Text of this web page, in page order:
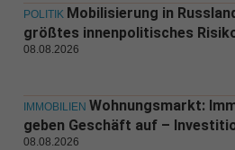
POLITIK Mobilisierung in
größtes innenpolitisches
08.08.2026
IMMOBILIEN Wohnungsmarkt:
geben Geschäft auf –
08.08.2026